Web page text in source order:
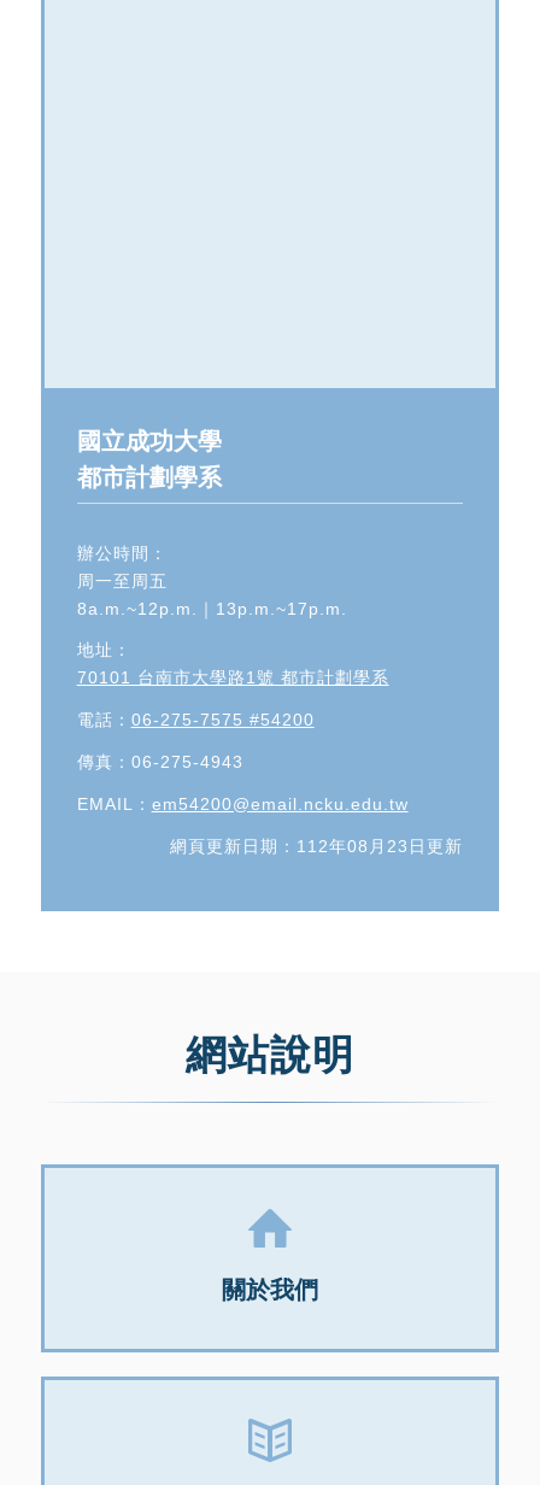
國立成功大學
都市計劃學系
辦公時間：
周一至周五
8a.m.~12p.m.｜13p.m.~17p.m.
地址：
70101 台南市大學路1號 都市計劃學系
電話： 06-275-7575 #54200
傳真：06-275-4943
EMAIL： em54200@email.ncku.edu.tw
網頁更新日期：112年08月23日更新
網站說明
關於我們